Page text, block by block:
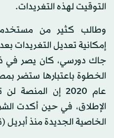
التوقيت لهذه التغريدات.
وطالب كثير من
إمكانية تعديل التغريدات
جاك دورسي، كان يصر في
الخطوة باعتبارها ستضر
عام 2020 إن
الإطلاق، في حين أكدت
الخاصية الجديدة منذ أبريل